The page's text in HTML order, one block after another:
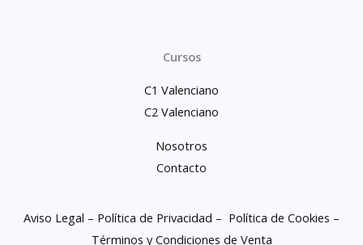
Cursos
C1 Valenciano
C2 Valenciano
Nosotros
Contacto
Aviso Legal – Política de Privacidad – Política de Cookies –
Términos y Condiciones de Venta